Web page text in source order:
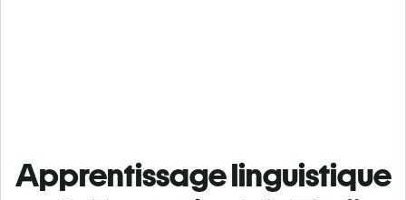
Apprentissage linguistique